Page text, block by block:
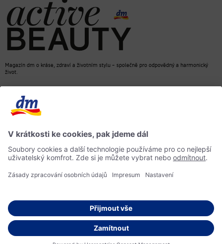
Magazín dm o kráse, zdraví a životním stylu – společně pro odpovědný a harmonický
život.
Směrnice pro umělou inteligenci
© 2026 dm drogerie markt s.r.o.